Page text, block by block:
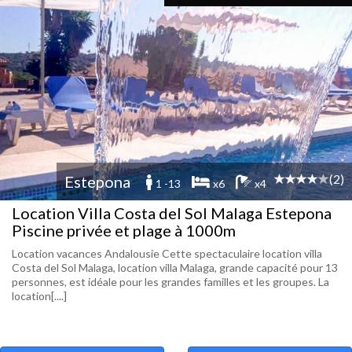
Estepona 1 -13 x6 x4 (2)
Location Villa Costa del Sol Malaga Estepona
Piscine privée et plage à 1000m
Location vacances Andalousie Cette spectaculaire location villa
Costa del Sol Malaga, location villa Malaga, grande capacité pour 13
personnes, est idéale pour les grandes familles et les groupes. La
location[....]